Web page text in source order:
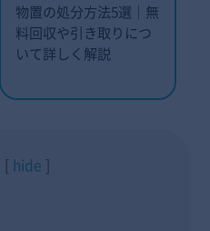
物置の処分方法5選｜無
料回収や引き取りにつ
いて詳しく解説
hide